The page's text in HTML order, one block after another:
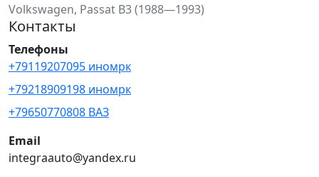
Volkswagen, Passat B3 (1988—1993)
Контакты
Телефоны
+79119207095 иномрк
+79218909198 иномрк
+79650770808 ВАЗ
Email
integraauto@yandex.ru